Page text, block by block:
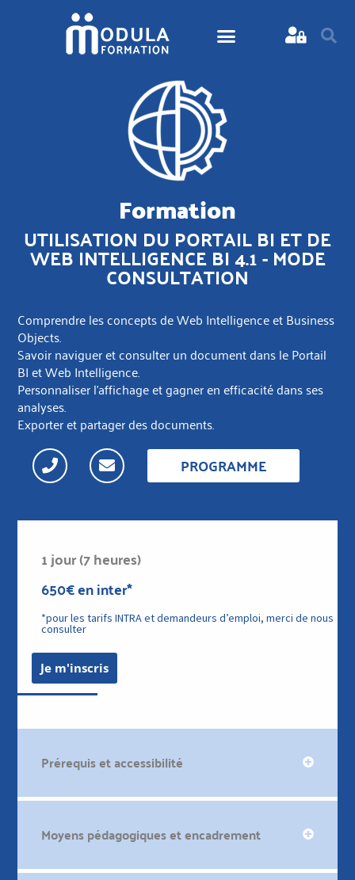
Formation
UTILISATION DU PORTAIL BI ET DE
WEB INTELLIGENCE BI 4.1 - MODE
CONSULTATION
Comprendre les concepts de Web Intelligence et Business
Objects.
Savoir naviguer et consulter un document dans le Portail
BI et Web Intelligence.
Personnaliser l’affichage et gagner en efficacité dans ses
analyses.
Exporter et partager des documents.
PROGRAMME
1 jour (7 heures)
650€ en inter*
*pour les tarifs INTRA et demandeurs d’emploi, merci de nous
consulter
Je m'inscris
Prérequis et accessibilité
Moyens pédagogiques et encadrement